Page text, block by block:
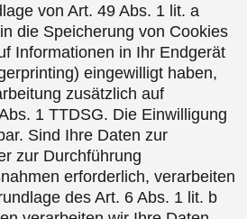
von Art. 49 Abs. 1 lit. a
die Speicherung von Cookies
Informationen in Ihr Endgerät
eingewilligt haben,
zusätzlich auf
1 TTDSG. Die Einwilligung
Sind Ihre Daten zur
zur Durchführung
erforderlich, verarbeiten
des Art. 6 Abs. 1 lit. b